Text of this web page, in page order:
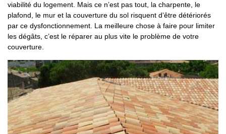
viabilité du logement. Mais ce n’est pas tout, la charpente, le
plafond, le mur et la couverture du sol risquent d’être détériorés
par ce dysfonctionnement. La meilleure chose à faire pour limiter
les dégâts, c’est le réparer au plus vite le problème de votre
couverture.